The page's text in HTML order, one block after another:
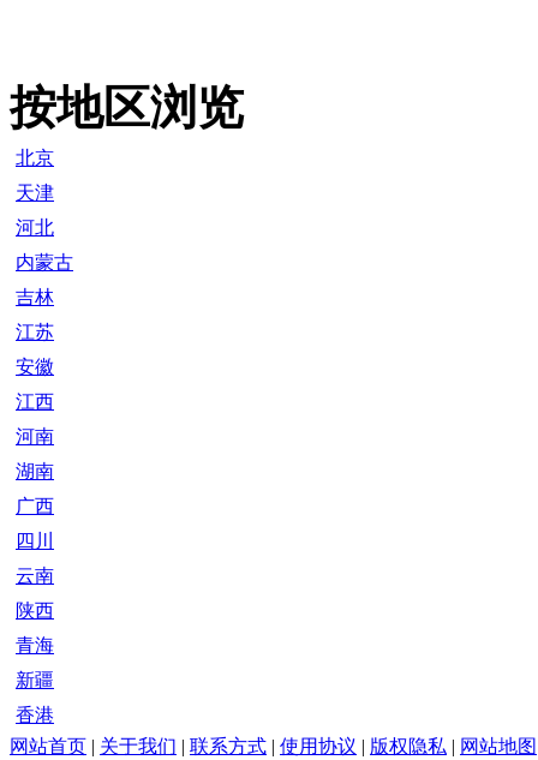
按地区浏览
北京
天津
河北
内蒙古
吉林
江苏
安徽
江西
河南
湖南
广西
四川
云南
陕西
青海
新疆
香港
网站首页
关于我们 联系方式 使用协议 版权隐私 网站地图